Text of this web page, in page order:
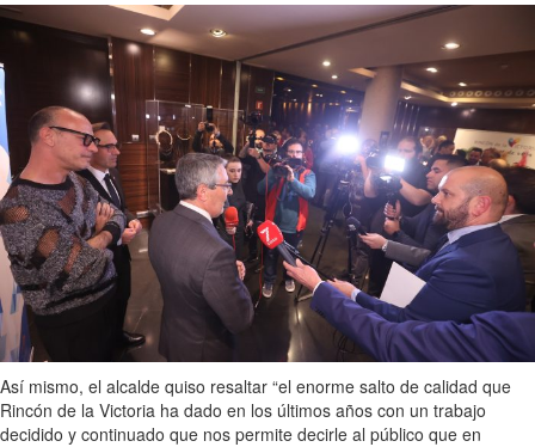
Así mismo, el alcalde quiso resaltar “el enorme salto de calidad que
Rincón de la Victoria ha dado en los últimos años con un trabajo
decidido y continuado que nos permite decirle al público que en